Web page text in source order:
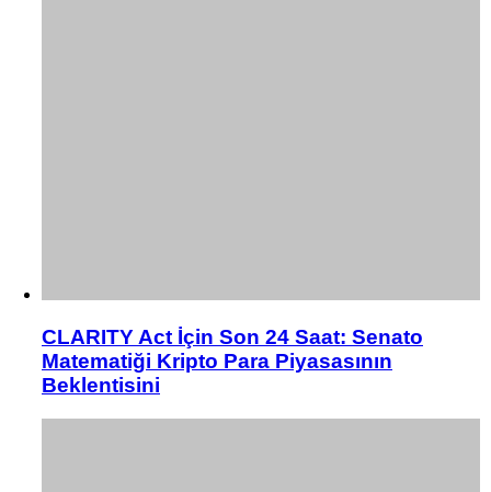
CLARITY Act İçin Son 24 Saat: Senato
Matematiği Kripto Para Piyasasının
Beklentisini